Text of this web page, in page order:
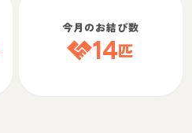
今月のお結び数
14匹